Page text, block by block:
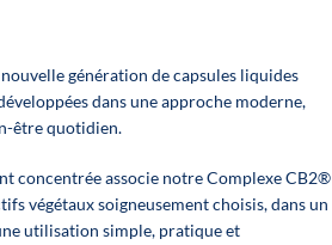
génération de capsules liquides
dans une approche moderne,
être quotidien.
concentrée associe notre Complexe CB2®
végétaux soigneusement choisis, dans un
utilisation simple, pratique et